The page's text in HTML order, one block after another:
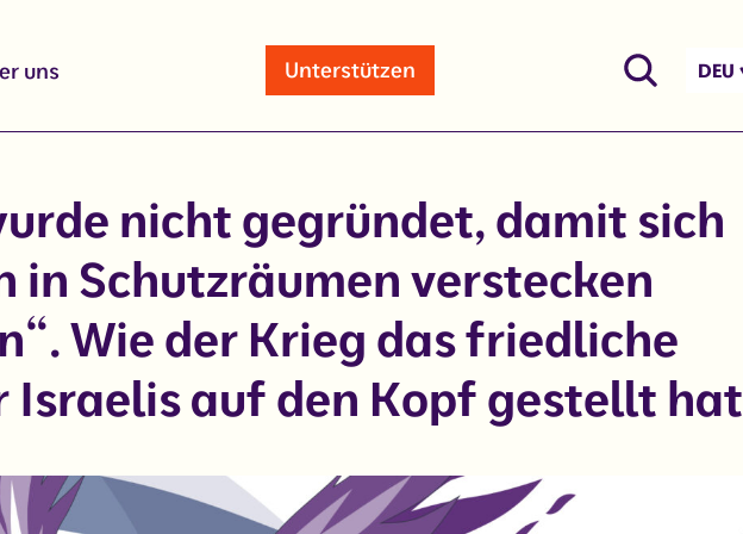
uns Unterstützen DEU
nicht gegründet, damit sich
in Schutzräumen verstecken
Wie der Krieg das friedliche
Israelis auf den Kopf gestellt hat